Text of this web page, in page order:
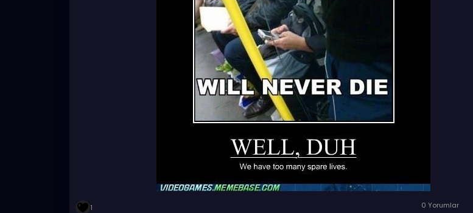
1 0 Yorumlar